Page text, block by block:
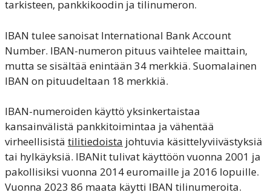
tarkisteen, pankkikoodin ja tilinumeron.
IBAN tulee sanoisat International Bank Account
Number. IBAN-numeron pituus vaihtelee maittain,
mutta se sisältää enintään 34 merkkiä. Suomalainen
IBAN on pituudeltaan 18 merkkiä.
IBAN-numeroiden käyttö yksinkertaistaa
kansainvälistä pankkitoimintaa ja vähentää
virheellisistä tilitiedoista johtuvia käsittelyviivästyksiä
tai hylkäyksiä. IBANit tulivat käyttöön vuonna 2001 ja
pakollisiksi vuonna 2014 euromaille ja 2016 lopuille.
Vuonna 2023 86 maata käytti IBAN tilinumeroita.